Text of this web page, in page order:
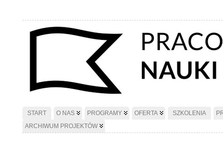
START O NAS PROGRAMY OFERTA SZKOLENIA
ARCHIWUM PROJEKTÓW